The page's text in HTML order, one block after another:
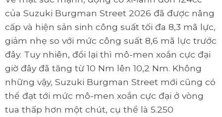
của Suzuki Burgman Street 2026 đã được nâng
cấp và hiện sản sinh công suất tối đa 8,3 mã lực,
giảm nhẹ so với mức công suất 8,6 mã lực trước
đây. Tuy nhiên, đổi lại thì mô-men xoắn cực đại
giờ đây đã tăng từ 10 Nm lên 10,2 Nm. Không
những vậy, Suzuki Burgman Street mới cũng có
thể đạt tới mức mô-men xoắn cực đại ở vòng
tua thấp hơn một chút, cụ thể là 5.250